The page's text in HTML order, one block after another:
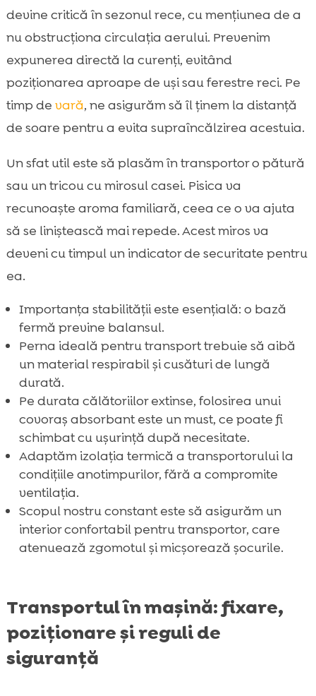
devine critică în sezonul rece, cu mențiunea de a
nu obstrucționa circulația aerului. Prevenim
expunerea directă la curenți, evitând
poziționarea aproape de uși sau ferestre reci. Pe
timp de vară, ne asigurăm să îl ținem la distanță
de soare pentru a evita supraîncălzirea acestuia.
Un sfat util este să plasăm în transportor o pătură
sau un tricou cu mirosul casei. Pisica va
recunoaște aroma familiară, ceea ce o va ajuta
să se liniștească mai repede. Acest miros va
deveni cu timpul un indicator de securitate pentru
ea.
Importanța stabilității este esențială: o bază
fermă previne balansul.
Perna ideală pentru transport trebuie să aibă
un material respirabil și cusături de lungă
durată.
Pe durata călătoriilor extinse, folosirea unui
covoraș absorbant este un must, ce poate fi
schimbat cu ușurință după necesitate.
Adaptăm izolația termică a transportorului la
condițiile anotimpurilor, fără a compromite
ventilația.
Scopul nostru constant este să asigurăm un
interior confortabil pentru transportor, care
atenuează zgomotul și micșorează șocurile.
Transportul în mașină: fixare,
poziționare și reguli de
siguranță